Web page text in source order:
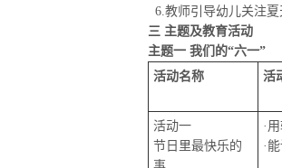
6.教师引导幼儿关注
三 主题及教育活动
主题一 我们的“六一”
活动名称
活
活动一
节日里最快乐的
·
·